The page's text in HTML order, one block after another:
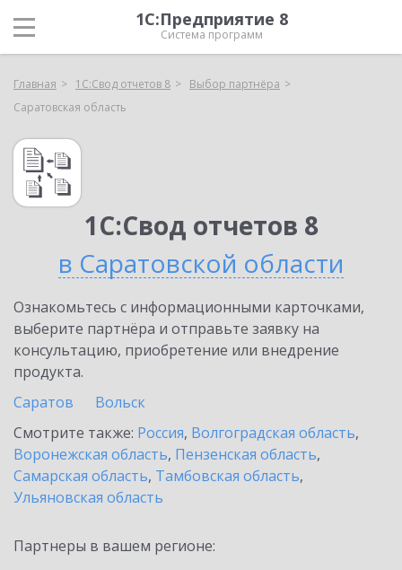
1С:Предприятие 8
Система программ
Главная 1С:Свод отчетов 8
Выбор партнёра
Саратовская область
1С:Свод отчетов 8
в Саратовской области
Ознакомьтесь с информационными карточками,
выберите партнёра и отправьте заявку на
консультацию, приобретение или внедрение
продукта.
Саратов
Вольск
Смотрите также: Россия, Волгоградская область,
Воронежская область, Пензенская область,
Самарская область, Тамбовская область,
Ульяновская область
Партнеры в вашем регионе: